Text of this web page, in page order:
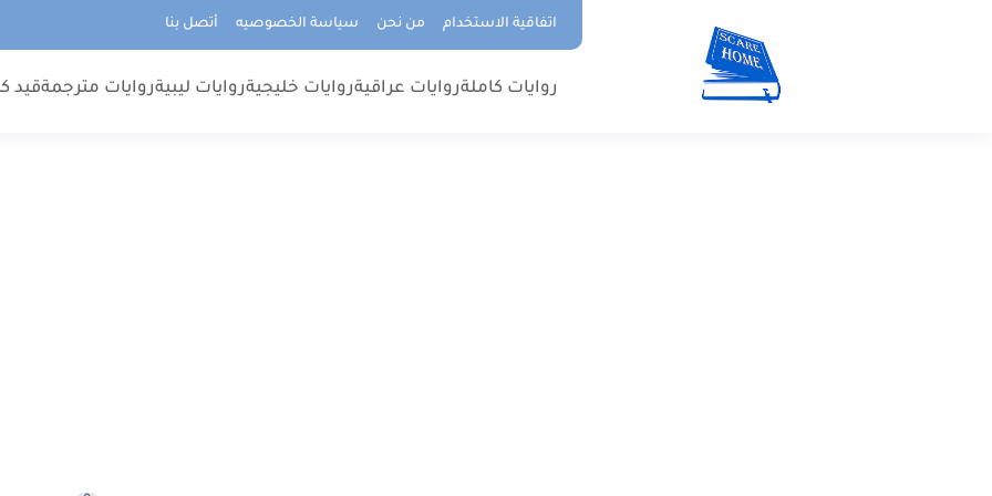
اتفاقية الاستخدام من نحن سياسة الخصوصيه أتصل بنا
روايات كاملةروايات عراقيةروايات خليجيةروايات ليبيةروايات مترجمةقيد